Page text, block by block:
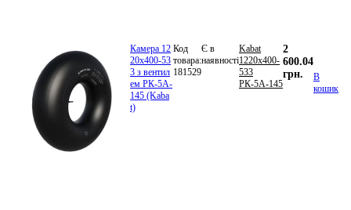
Камера 12
20х400-53
3 з вентил
ем РК-5А-
145 (Kaba
t)
Код
товара:
181529
Є в
наявності
Kabat
1220х400-
533
РК-5А-145
2
600.04
грн.
В
кошик